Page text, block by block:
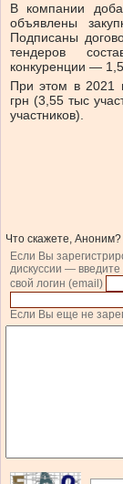
В компании
объявлены
Подписаны
тендеров
конкуренции —
При этом в 2021
грн (3,55 тыс
участников).
Что скажете, Аноним?
Если Вы
дискуссии — введите
свой логин (email)
Если Вы еще не